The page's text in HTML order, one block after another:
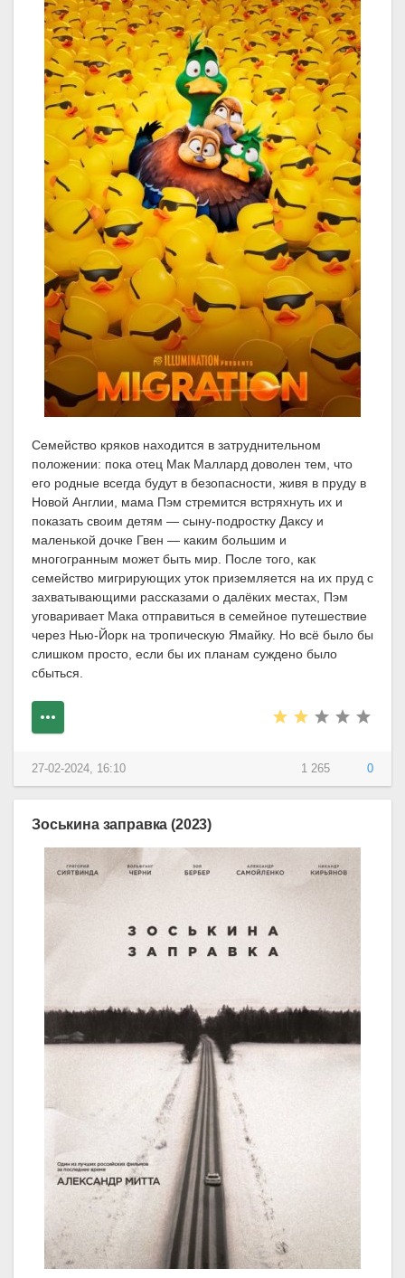
Семейство кряков находится в затруднительном
положении: пока отец Мак Маллард доволен тем, что
его родные всегда будут в безопасности, живя в пруду в
Новой Англии, мама Пэм стремится встряхнуть их и
показать своим детям — сыну-подростку Даксу и
маленькой дочке Гвен — каким большим и
многогранным может быть мир. После того, как
семейство мигрирующих уток приземляется на их пруд с
захватывающими рассказами о далёких местах, Пэм
уговаривает Мака отправиться в семейное путешествие
через Нью-Йорк на тропическую Ямайку. Но всё было бы
слишком просто, если бы их планам суждено было
сбыться.
1 265 0
27-02-2024, 16:10
Зоськина заправка (2023)